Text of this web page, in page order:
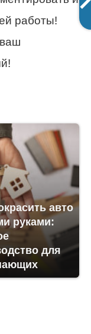
работы!
авто
руками:
для